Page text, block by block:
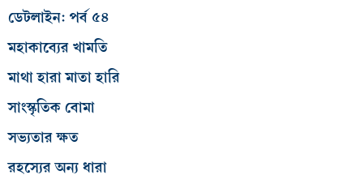
ডেটলাইন: পর্ব ৫৪
মহাকাব্যের খামতি
মাথা হারা মাতা হারি
সাংস্কৃতিক বোমা
সভ্যতার ক্ষত
রহস্যের অন্য ধারা